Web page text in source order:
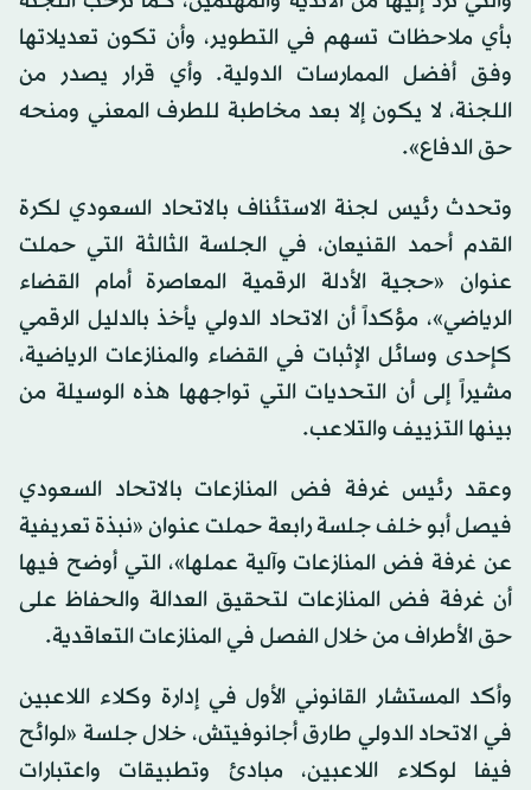
بأي ملاحظات تسهم في التطوير، وأن تكون تعديلاتها
وفق أفضل الممارسات الدولية. وأي قرار يصدر من
اللجنة، لا يكون إلا بعد مخاطبة للطرف المعني ومنحه
حق الدفاع».
وتحدث رئيس لجنة الاستئناف بالاتحاد السعودي لكرة
القدم أحمد القنيعان، في الجلسة الثالثة التي حملت
عنوان «حجية الأدلة الرقمية المعاصرة أمام القضاء
الرياضي»، مؤكداً أن الاتحاد الدولي يأخذ بالدليل الرقمي
كإحدى وسائل الإثبات في القضاء والمنازعات الرياضية،
مشيراً إلى أن التحديات التي تواجهها هذه الوسيلة من
بينها التزييف والتلاعب.
وعقد رئيس غرفة فض المنازعات بالاتحاد السعودي
فيصل أبو خلف جلسة رابعة حملت عنوان «نبذة تعريفية
عن غرفة فض المنازعات وآلية عملها»، التي أوضح فيها
أن غرفة فض المنازعات لتحقيق العدالة والحفاظ على
حق الأطراف من خلال الفصل في المنازعات التعاقدية.
وأكد المستشار القانوني الأول في إدارة وكلاء اللاعبين
في الاتحاد الدولي طارق أجانوفيتش، خلال جلسة «لوائح
فيفا لوكلاء اللاعبين، مبادئ وتطبيقات واعتبارات